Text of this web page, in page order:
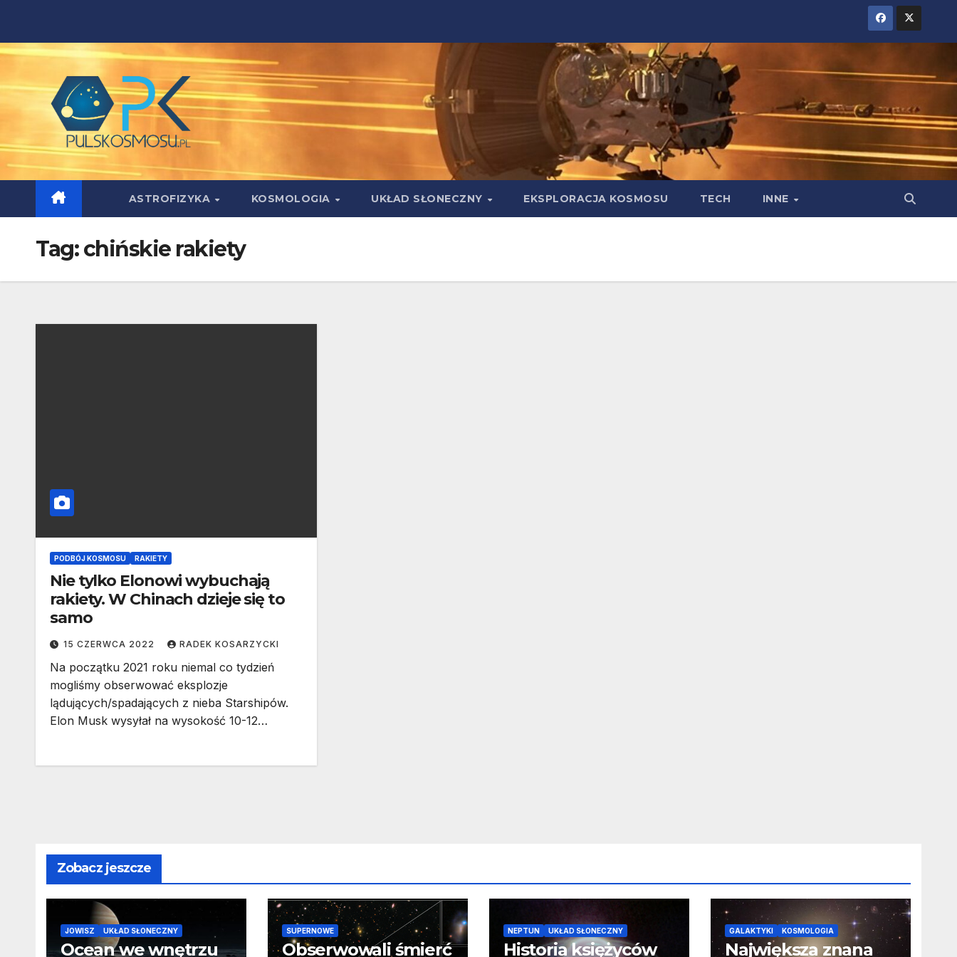
content
ASTROFIZYKA KOSMOLOGIA UKŁAD SŁONECZNY EKSPLORACJA KOSMOSU TECH INNE
Tag:chińskie rakiety
PODBÓJ KOSMOSU RAKIETY
Nie tylko Elonowi wybuchają
rakiety. W Chinach dzieje się to
samo
15 CZERWCA 2022 RADEK KOSARZYCKI
Na początku 2021 roku niemal co tydzień
mogliśmy obserwować eksplozje
lądujących/spadających z nieba Starshipów.
Elon Musk wysyłał na wysokość 10-12…
Zobacz jeszcze
JOWISZ UKŁAD SŁONECZNY
Ocean we wnętrzu
SUPERNOWE
Obserwowali śmierć
NEPTUN UKŁAD SŁONECZNY
Historia księżyców
GALAKTYKI KOSMOLOGIA
Największa znana